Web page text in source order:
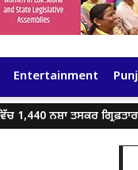
Entertainment
ਨਸ਼ਾ ਤਸਕਰ ਗ੍ਰਿਫ਼ਤਾਰ